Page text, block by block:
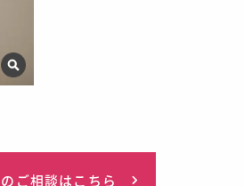
のご相談はこちら